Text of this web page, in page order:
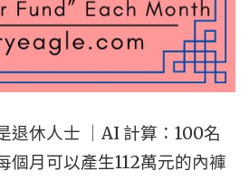
HOME
SEWM
ZONE
2"
星
鷹
論
第
2
退休人士 ｜AI 計算：100名
個月可以產生112萬元的內褲